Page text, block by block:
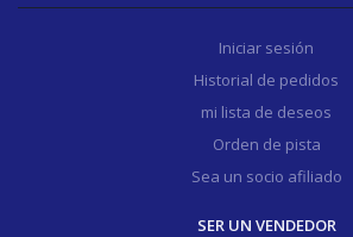
Iniciar sesión
Historial de pedidos
mi lista de deseos
Orden de pista
Sea un socio afiliado
SER UN VENDEDOR